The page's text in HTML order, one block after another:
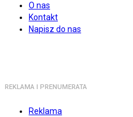
O nas
Kontakt
Napisz do nas
REKLAMA I PRENUMERATA
Reklama